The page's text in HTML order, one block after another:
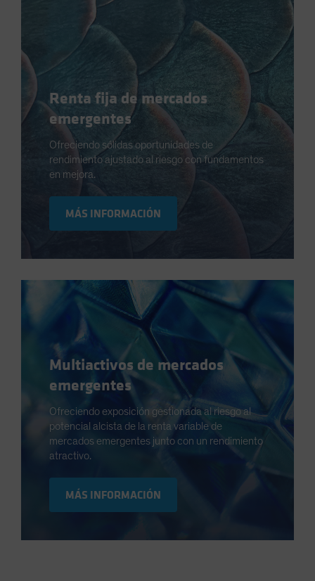
Renta fija de mercados
emergentes
Ofreciendo sólidas oportunidades de
rendimiento ajustado al riesgo con fundamentos
en mejora.
MÁS INFORMACIÓN
Multiactivos de mercados
emergentes
Ofreciendo exposición gestionada al riesgo al
potencial alcista de la renta variable de
mercados emergentes junto con un rendimiento
atractivo.
MÁS INFORMACIÓN